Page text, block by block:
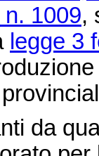
n. 1009,
legge 3
da